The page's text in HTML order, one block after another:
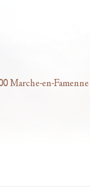
Marche-en-Famenne